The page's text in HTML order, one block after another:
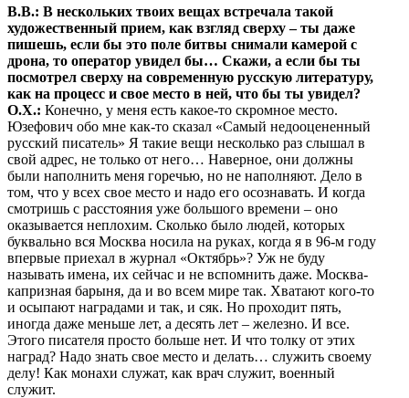
В.В.: В нескольких твоих вещах встречала такой
художественный прием, как взгляд сверху – ты даже
пишешь, если бы это поле битвы снимали камерой с
дрона, то оператор увидел бы… Скажи, а если бы ты
посмотрел сверху на современную русскую литературу,
как на процесс и свое место в ней, что бы ты увидел?
О.Х.: Конечно, у меня есть какое-то скромное место.
Юзефович обо мне как-то сказал «Самый недооцененный
русский писатель» Я такие вещи несколько раз слышал в
свой адрес, не только от него… Наверное, они должны
были наполнить меня горечью, но не наполняют. Дело в
том, что у всех свое место и надо его осознавать. И когда
смотришь с расстояния уже большого времени – оно
оказывается неплохим. Сколько было людей, которых
буквально вся Москва носила на руках, когда я в 96-м году
впервые приехал в журнал «Октябрь»? Уж не буду
называть имена, их сейчас и не вспомнить даже. Москва-
капризная барыня, да и во всем мире так. Хватают кого-то
и осыпают наградами и так, и сяк. Но проходит пять,
иногда даже меньше лет, а десять лет – железно. И все.
Этого писателя просто больше нет. И что толку от этих
наград? Надо знать свое место и делать… служить своему
делу! Как монахи служат, как врач служит, военный
служит.